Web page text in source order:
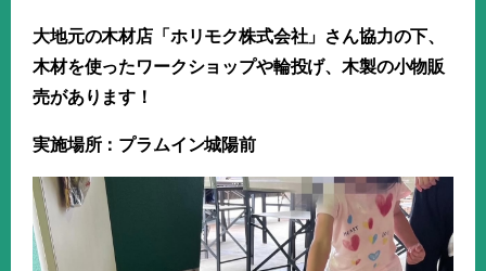
大地元の木材店「ホリモク株式会社」さん協力の下、
木材を使ったワークショップや輪投げ、木製の小物販
売があります！
実施場所：プラムイン城陽前